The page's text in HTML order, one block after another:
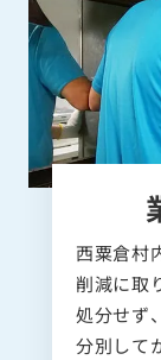
西粟倉村
削減に取
処分せず
分別して